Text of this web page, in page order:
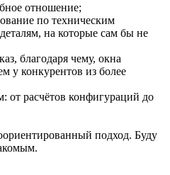
отношение;
по техническим
на которые сам бы не
благодаря чему, окна
у конкурентов из более
от расчётов конфигураций до
подход. Буду